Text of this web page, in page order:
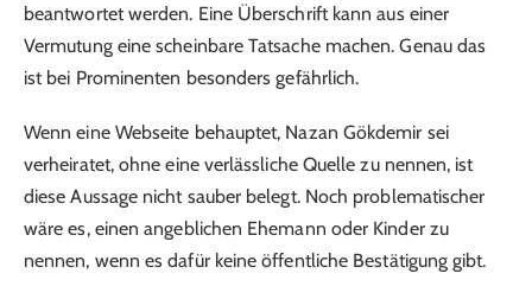
beantwortet werden. Eine Überschrift kann aus einer
Vermutung eine scheinbare Tatsache machen. Genau das
ist bei Prominenten besonders gefährlich.
Wenn eine Webseite behauptet, Nazan Gökdemir sei
verheiratet, ohne eine verlässliche Quelle zu nennen, ist
diese Aussage nicht sauber belegt. Noch problematischer
wäre es, einen angeblichen Ehemann oder Kinder zu
nennen, wenn es dafür keine öffentliche Bestätigung gibt.